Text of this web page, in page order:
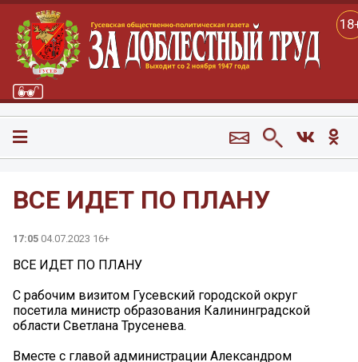
ВСЕ ИДЕТ ПО ПЛАНУ
17:05 04.07.2023 16+
ВСЕ ИДЕТ ПО ПЛАНУ
С рабочим визитом Гусевский городской округ
посетила министр образования Калининградской
области Светлана Трусенева.
Вместе с главой администрации Александром